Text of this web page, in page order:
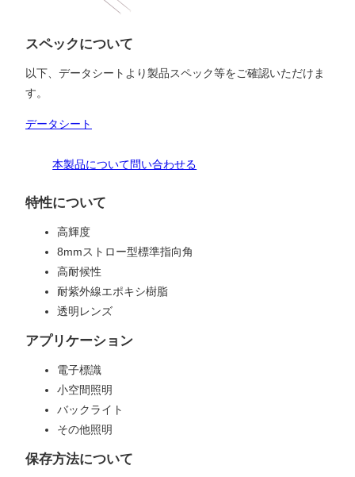
スペックについて
以下、データシートより製品スペック等をご確認いただけま
す。
データシート
本製品について問い合わせる
特性について
高輝度
8mmストロー型標準指向角
高耐候性
耐紫外線エポキシ樹脂
透明レンズ
アプリケーション
電子標識
小空間照明
バックライト
その他照明
保存方法について